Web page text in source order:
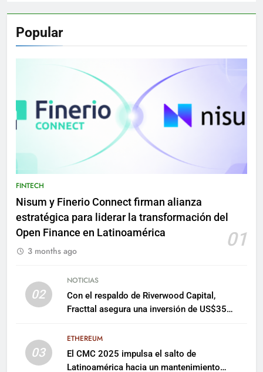
Popular
FINTECH
Nisum y Finerio Connect firman alianza
estratégica para liderar la transformación del
Open Finance en Latinoamérica
01
3 months ago
02
NOTICIAS
Con el respaldo de Riverwood Capital,
Fracttal asegura una inversión de US$35
03
ETHEREUM
El CMC 2025 impulsa el salto de
Latinoamérica hacia un mantenimiento